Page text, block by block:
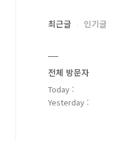
최근글 인기글
전체 방문자
Today :
Yesterday :